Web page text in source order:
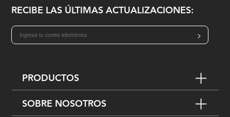
RECIBE LAS ÚLTIMAS ACTUALIZACIONES:
>
PRODUCTOS
SOBRE NOSOTROS